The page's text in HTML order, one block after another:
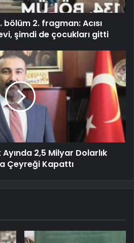
bölüm 2. fragman: Acısı
şimdi de çocukları gitti
2,5 Milyar Dolarlık
Çeyreği Kapattı